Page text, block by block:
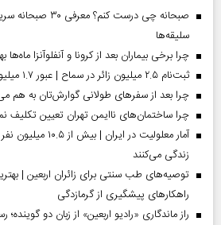
صبحانه چی درست
سلیقه‌ها
چرا برخی بیماران بعد از کرونا و آنفلوآنزا ماه‌ها
ثبت‌نام ۲.۵ میلیون زائر در سماح | عبور ۱.۷ میلیون نفر از مرز‌های اربعین
چرا بعد از سفرهای طولانی گوارش‌تان به هم
چرا ساختمان‌های ناایمن تهران تعیین تکلیف
آمار معلولیت در
زندگی می‌کنند
توصیه‌های طب سنتی برای زائران اربعین |
راهکارهای پیشگیری از گرمازدگی
راز ماندگاری «رادیو اربعین» از زبان دو